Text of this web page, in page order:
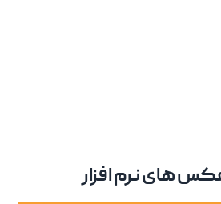
های نرم افزار